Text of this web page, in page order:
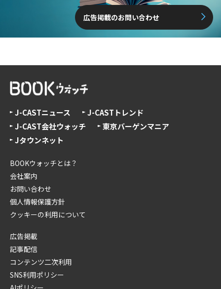
広告掲載のお問い合わせ
J-CASTニュース
J-CASTトレンド
J-CAST会社ウォッチ
東京バーゲンマニア
Jタウンネット
BOOKウォッチとは？
会社案内
お問い合わせ
個人情報保護方針
クッキーの利用について
広告掲載
記事配信
コンテンツ二次利用
SNS利用ポリシー